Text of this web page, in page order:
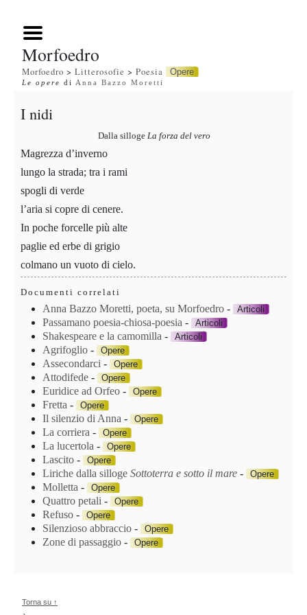
Morfoedro
Morfoedro > Litterosofie > Poesia Opere
Le opere di Anna Bazzo Moretti
I nidi
Dalla silloge La forza del vero
Magrezza d’inverno
lungo la strada; tra i rami
spogli di verde
l’aria si copre di cenere.
In poche forcelle più alte
paglie ed erbe di grigio
colmano un vuoto di cielo.
Documenti correlati
Anna Bazzo Moretti, poeta, su Morfoedro - Articoli
Passamano poesia-chiosa-poesia - Articoli
Shakespeare e la camomilla - Articoli
Agrifoglio - Opere
Assecondarci - Opere
Attodifede - Opere
Euridice ad Orfeo - Opere
Fretta - Opere
Il silenzio di Anna - Opere
La corriera - Opere
La lucertola - Opere
Lascito - Opere
Liriche dalla silloge Sottoterra e sotto il mare - Opere
Molletta - Opere
Quattro petali - Opere
Refuso - Opere
Silenzioso abbraccio - Opere
Zone di passaggio - Opere
Torna su ↑